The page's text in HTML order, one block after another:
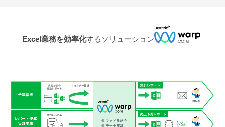
Excel業務を効率化するソリューション